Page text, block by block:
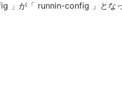
」が「 runnin-config 」とな